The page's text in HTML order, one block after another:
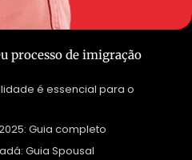
processo de imigração
é essencial para o
Guia completo
Guia Spousal